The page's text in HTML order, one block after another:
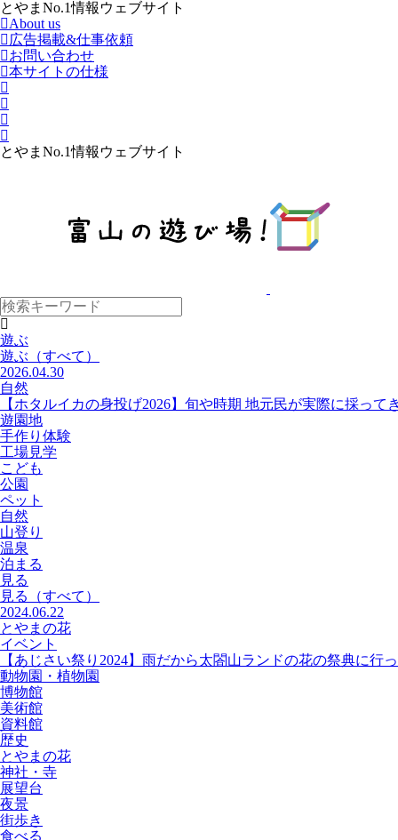
とやまNo.1情報ウェブサイト
About us
広告掲載&仕事依頼
お問い合わせ
本サイトの仕様
とやまNo.1情報ウェブサイト
遊ぶ
遊ぶ （すべて）
2026.04.30
自然
【ホタルイカの身投げ2026】旬や時期 地元民が実際に採って
遊園地
手作り体験
工場見学
こども
公園
ペット
自然
山登り
温泉
泊まる
見る
見る
（すべて）
2024.06.22
とやまの花
イベント
【あじさい祭り2024】雨だから太閤山ランドの花の祭典に行
動物園・植物園
博物館
美術館
資料館
歴史
とやまの花
神社・寺
展望台
夜景
街歩き
食べる